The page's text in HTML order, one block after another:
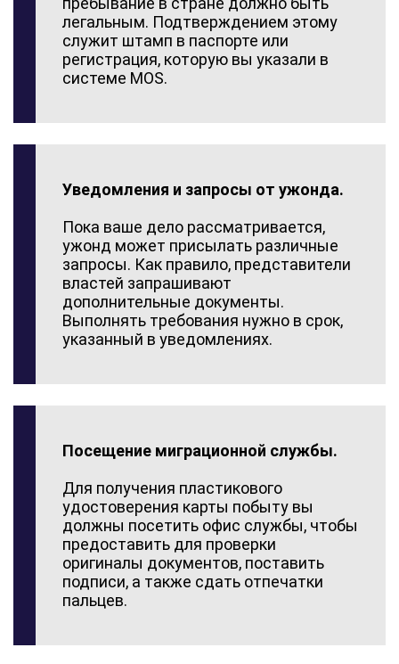
легальным. Подтверждением этому
служит штамп в паспорте или
регистрация, которую вы указали в
системе MOS.
Уведомления и запросы от ужонда.
Пока ваше дело рассматривается,
ужонд может присылать различные
запросы. Как правило, представители
властей запрашивают
дополнительные документы.
Выполнять требования нужно в срок,
указанный в уведомлениях.
Посещение миграционной службы.
Для получения пластикового
удостоверения карты побыту вы
должны посетить офис службы, чтобы
предоставить для проверки
оригиналы документов, поставить
подписи, а также сдать отпечатки
пальцев.